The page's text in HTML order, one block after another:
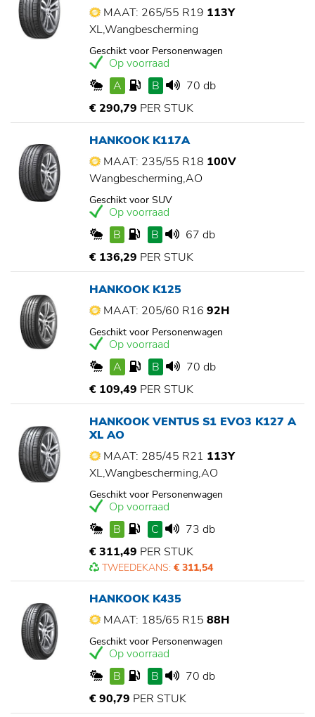
MAAT: 265/55 R19 113Y
XL,Wangbescherming
Geschikt voor Personenwagen
Op voorraad
A
B
70 db
€ 290,79 PER STUK
HANKOOK K117A
MAAT: 235/55 R18 100V
Wangbescherming,AO
Geschikt voor SUV
Op voorraad
B
B
67 db
€ 136,29 PER STUK
HANKOOK K125
MAAT: 205/60 R16 92H
Geschikt voor Personenwagen
Op voorraad
A
B
70 db
€ 109,49 PER STUK
HANKOOK VENTUS S1 EVO3 K127 A
XL AO
MAAT: 285/45 R21 113Y
XL,Wangbescherming,AO
Geschikt voor Personenwagen
Op voorraad
B
C
73 db
€ 311,49 PER STUK
TWEEDEKANS: € 311,54
HANKOOK K435
MAAT: 185/65 R15 88H
Geschikt voor Personenwagen
Op voorraad
B
B
70 db
€ 90,79 PER STUK